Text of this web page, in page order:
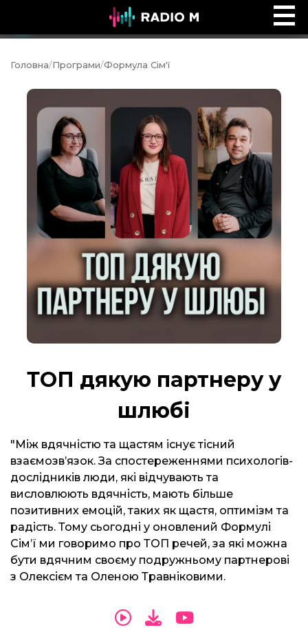
Ефір Radio M
Головна/Програми/Формула Сім'ї
ТОП дякую партнеру у
шлюбі
"Між вдячністю та щастям існує тісний
взаємозв’язок. За спостереженнями психологів-
дослідників люди, які відчувають та
висловлюють вдячність, мають більше
позитивних емоцій, таких як щастя, оптимізм та
радість. Тому сьогодні у оновлений Формулі
Сім’ї ми говоримо про ТОП речей, за які можна
бути вдячним своєму подружньому партнерові
з Олексієм та Оленою Травніковими.